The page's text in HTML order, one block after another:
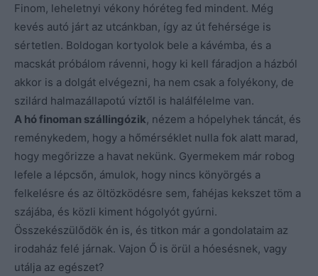
Finom, leheletnyi vékony hóréteg fed mindent. Még
kevés autó járt az utcánkban, így az út fehérsége is
sértetlen. Boldogan kortyolok bele a kávémba, és a
macskát próbálom rávenni, hogy ki kell fáradjon a házból
akkor is a dolgát elvégezni, ha nem csak a folyékony, de
szilárd halmazállapotú víztől is halálfélelme van.
A hó finoman szállingózik, nézem a hópelyhek táncát, és
reménykedem, hogy a hőmérséklet nulla fok alatt marad,
hogy megőrizze a havat nekünk. Gyermekem már robog
lefele a lépcsőn, ámulok, hogy nincs könyörgés a
felkelésre és az öltözködésre sem, fahéjas kekszet töm a
szájába, és közli kiment hógolyót gyúrni.
Összekészülődök én is, és titkon már a gondolataim az
irodaház felé járnak. Vajon Ő is örül a hóesésnek, vagy
utálja az egészet?